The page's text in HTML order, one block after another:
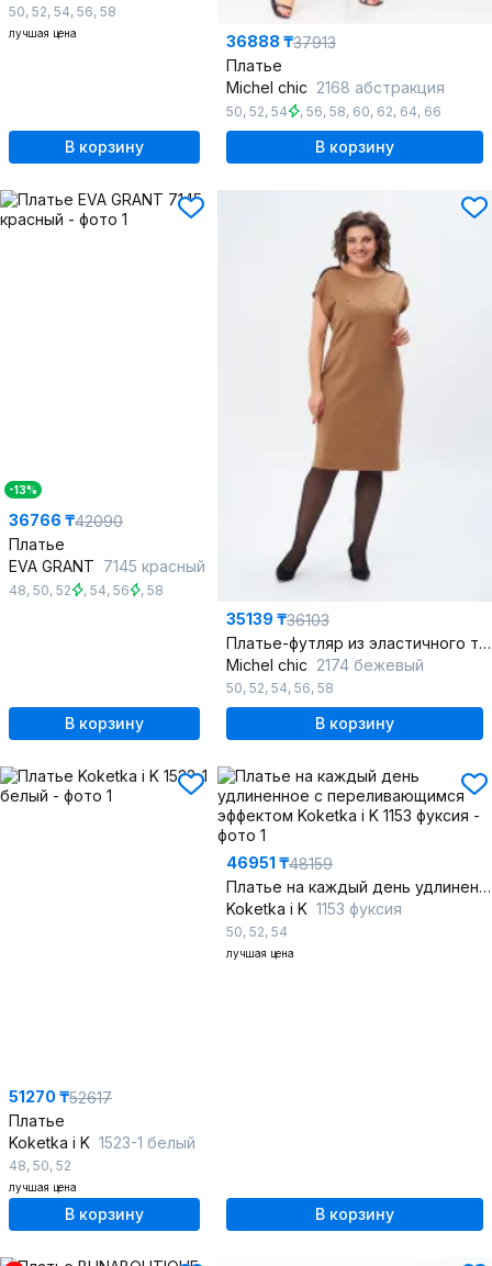
50, 52, 54, 56, 58
лучшая цена
В корзину
36888 ₸37913
Платье
Michel chic 2168 абстракция
50, 52, 54 , 56, 58, 60, 62, 64, 66
В корзину
-13%
36766 ₸42090
Платье
EVA GRANT 7145 красный
48, 50, 52 , 54, 56 , 58
В корзину
35139 ₸36103
Платье-футляр из эластичного трикотажа с молниями и стразами
Michel chic 2174 бежевый
50, 52, 54, 56, 58
В корзину
51270 ₸52617
Платье
Koketka i K 1523-1 белый
48, 50, 52
лучшая цена
В корзину
46951 ₸48159
Платье на каждый день удлиненное с переливающимся эффектом
Koketka i K 1153 фуксия
50, 52, 54
лучшая цена
В корзину